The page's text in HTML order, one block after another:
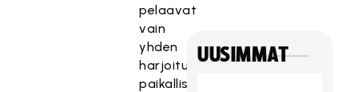
pelaavat
vain
yhden
harjoitusottelun
paikallisvastustaja
UUSIMMAT